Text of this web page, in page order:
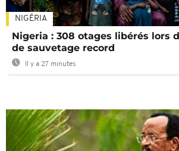
NIGÉRIA
Nigeria : 308 otages libérés lors
de sauvetage record
Il y a 27 minutes